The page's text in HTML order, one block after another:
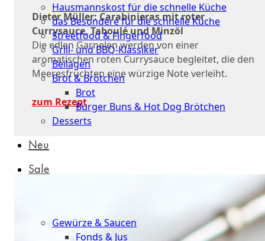
Hausmannskost für die schnelle Küche
das Besondere für die schnelle Küche
Streetfood & Fingerfood
Grill- und BBQ-Klassiker
Beilagen
Brot & Brötchen
Brot
Burger Buns & Hot Dog Brötchen
Desserts
Neu
Sale
Gewürze & Saucen
Fonds & Jus
Dieter Müller: Carabinieras mit roter
Currysauce, Taboulé und Minzöl
Die edlen Garnelen werden von einer
aromatischen roten Currysauce begleitet, die den
Meeresfrüchten eine würzige Note verleiht.
zum Rezept